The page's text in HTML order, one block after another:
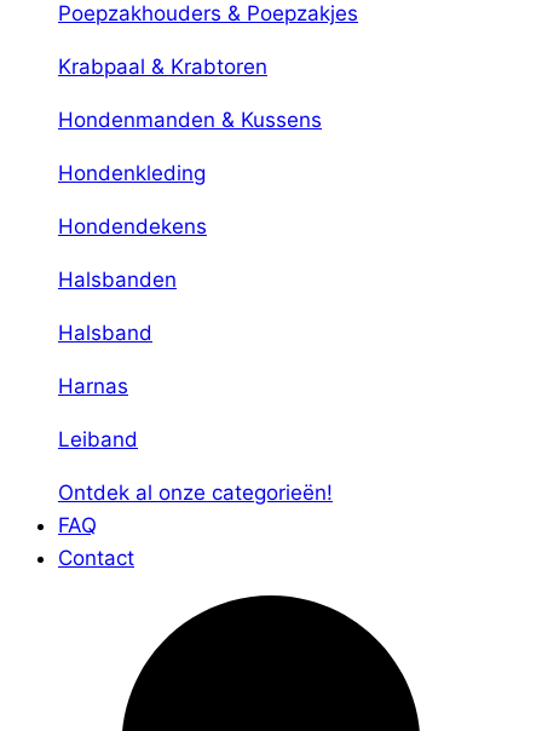
Poepzakhouders & Poepzakjes
Krabpaal & Krabtoren
Hondenmanden & Kussens
Hondenkleding
Hondendekens
Halsbanden
Halsband
Harnas
Leiband
Ontdek al onze categorieën!
FAQ
Contact